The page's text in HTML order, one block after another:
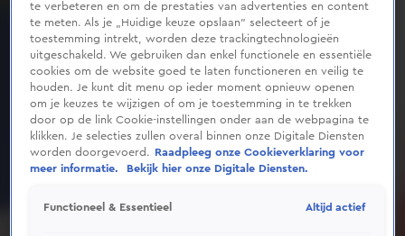
te verbeteren en om de prestaties van advertenties en content
te meten. Als je „Huidige keuze opslaan” selecteert of je
toestemming intrekt, worden deze trackingtechnologieën
uitgeschakeld. We gebruiken dan enkel functionele en essentiële
cookies om de website goed te laten functioneren en veilig te
houden. Je kunt dit menu op ieder moment opnieuw openen
om je keuzes te wijzigen of om je toestemming in te trekken
door op de link Cookie-instellingen onder aan de webpagina te
klikken. Je selecties zullen overal binnen onze Digitale Diensten
worden doorgevoerd.
Raadpleeg onze Cookieverklaring voor
meer informatie.
Bekijk hier onze Digitale Diensten.
Functioneel & Essentieel Altijd actief